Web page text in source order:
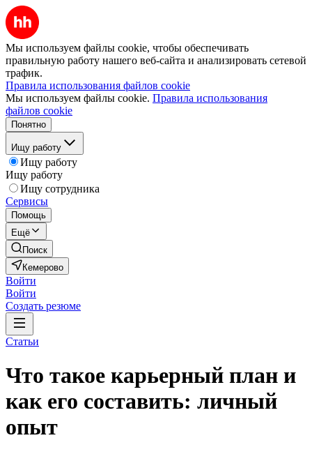
Мы используем файлы cookie, чтобы обеспечивать
правильную работу нашего веб-сайта и анализировать сетевой
трафик.
Правила использования файлов cookie
Мы используем файлы cookie. Правила использования
файлов cookie
Понятно
Ищу работу
Ищу работу
Ищу работу
Ищу сотрудника
Сервисы
Помощь
Ещё
Поиск
Кемерово
Войти
Войти
Создать резюме
Статьи
Что такое карьерный план и
как его составить: личный
опыт